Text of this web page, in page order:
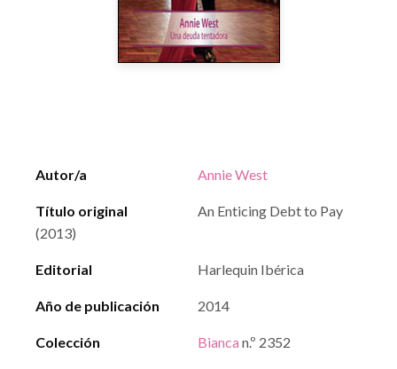
Autor/a Annie West
Título original
An Enticing Debt to Pay
(2013)
Editorial Harlequin Ibérica
Año de publicación 2014
Colección Bianca n.º 2352